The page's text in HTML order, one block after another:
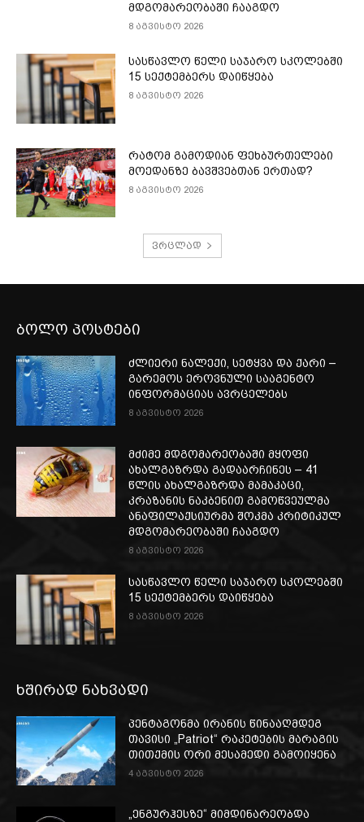
მდგომარეობაში ჩააგდო
8 აგვისტო 2026
სასწავლო წელი საჯარო სკოლებში
15 სექტემბერს დაიწყება
8 აგვისტო 2026
რატომ გამოდიან ფეხბურთელები
მოედანზე ბავშვებთან ერთად?
8 აგვისტო 2026
ვრცლად
ბოლო პოსტები
ძლიერი ნალექი, სეტყვა და ქარი –
გარემოს ეროვნული სააგენტო
ინფორმაციას ავრცელებს
8 აგვისტო 2026
მძიმე მდგომარეობაში მყოფი
ახალგაზრდა გადაარჩინეს – 41
წლის ახალგაზრდა მამაკაცი,
კრაზანის ნაკბენით გამოწვეულმა
ანაფილაქსიურმა შოკმა კრიტიკულ
მდგომარეობაში ჩააგდო
8 აგვისტო 2026
სასწავლო წელი საჯარო სკოლებში
15 სექტემბერს დაიწყება
8 აგვისტო 2026
ხშირად ნახვადი
პენტაგონმა ირანის წინააღმდეგ
თავისი „Patriot“ რაკეტების მარაგის
თითქმის ორი მესამედი გამოიყენა
4 აგვისტო 2026
„ენგურჰესზე“ მიმდინარეობდა